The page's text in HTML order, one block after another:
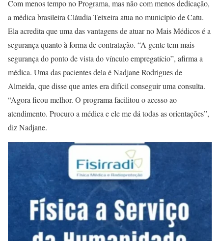
Com menos tempo no Programa, mas não com menos dedicação,
a médica brasileira Cláudia Teixeira atua no município de Catu.
Ela acredita que uma das vantagens de atuar no Mais Médicos é a
segurança quanto à forma de contratação. “A gente tem mais
segurança do ponto de vista do vínculo empregatício”, afirma a
médica. Uma das pacientes dela é Nadjane Rodrigues de
Almeida, que disse que antes era difícil conseguir uma consulta.
“Agora ficou melhor. O programa facilitou o acesso ao
atendimento. Procuro a médica e ele me dá todas as orientações”,
diz Nadjane.